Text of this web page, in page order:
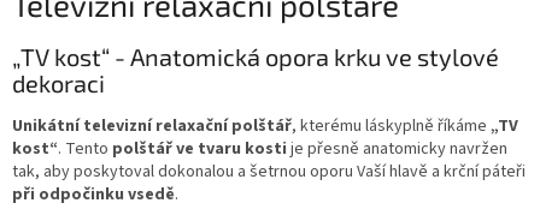
„TV kost“ - Anatomická opora krku ve stylové
dekoraci
Unikátní televizní relaxační polštář, kterému láskyplně říkáme „TV
kost“. Tento polštář ve tvaru kosti je přesně anatomicky navržen
tak, aby poskytoval dokonalou a šetrnou oporu Vaší hlavě a krční páteři
při odpočinku vsedě.